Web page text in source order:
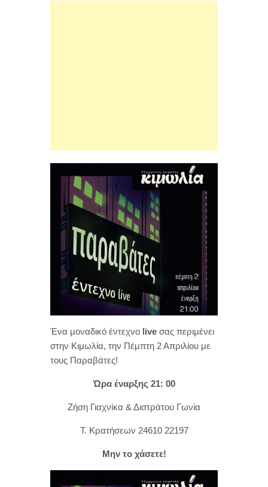
Ένα μοναδικό έντεχνο live σας περιμένει
στην Κιμωλία, την Πέμπτη 2 Απριλίου με
τους Παραβάτες!
Ώρα έναρξης 21: 00
Ζήση Γιαχνίκα & Διστράτου Γωνία
Τ. Κρατήσεων 24610 22197
Μην το χάσετε!